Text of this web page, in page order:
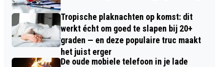
Tropische plaknachten op komst: dit
werkt écht om goed te slapen bij 20+
graden — en deze populaire truc maakt
het juist erger
De oude mobiele telefoon in je lade